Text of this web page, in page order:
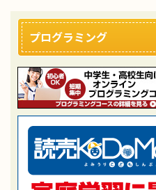
プログラミング